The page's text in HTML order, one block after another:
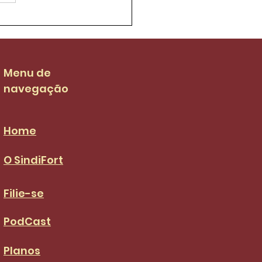
luta para que
salarial dos garis
da categoria
Menu de
navegação
Home
O SindiFort
Filie-se
PodCast
Planos